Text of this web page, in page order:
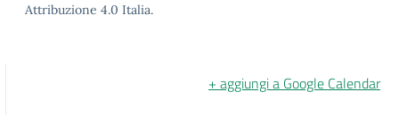
Attribuzione 4.0 Italia.
+ aggiungi a Google Calendar